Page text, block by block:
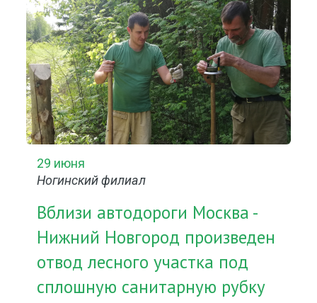
29 июня
Ногинский филиал
Вблизи автодороги Москва -
Нижний Новгород произведен
отвод лесного участка под
сплошную санитарную рубку